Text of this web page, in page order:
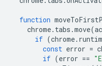
function
chrome. tabs .move(
if (chrome.
const error =
if (error ==